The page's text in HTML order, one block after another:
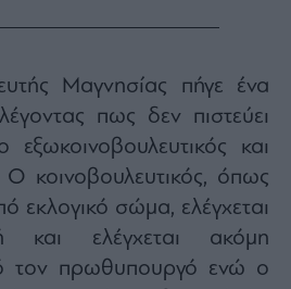
Μαγνησίας πήγε ένα
πως δεν πιστεύει
εξωκοινοβουλευτικός και
Ο κοινοβουλευτικός, όπως
εκλογικό σώμα, ελέγχεται
ελέγχεται ακόμη
τον πρωθυπουργό ενώ ο